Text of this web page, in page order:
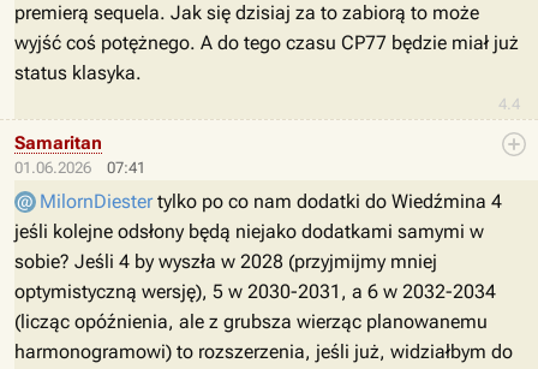
4.4
premierą sequela. Jak się dzisiaj za to zabiorą to może
wyjść coś potężnego. A do tego czasu CP77 będzie miał już
status klasyka.
01.06.2026 07:41
Samaritan
MilornDiestertylko po co nam dodatki do Wiedźmina 4
jeśli kolejne odsłony będą niejako dodatkami samymi w
sobie? Jeśli 4 by wyszła w 2028 (przyjmijmy mniej
optymistyczną wersję), 5 w 2030-2031, a 6 w 2032-2034
(licząc opóźnienia, ale z grubsza wierząc planowanemu
harmonogramowi) to rozszerzenia, jeśli już, widziałbym do